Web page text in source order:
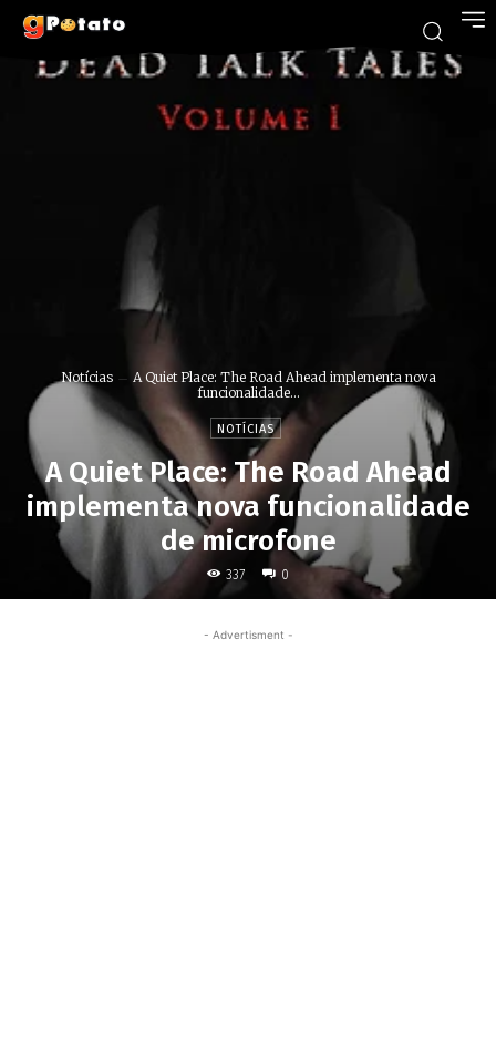
Notícias
A Quiet Place: The Road Ahead implementa nova
funcionalidade...
NOTÍCIAS
A Quiet Place: The Road Ahead
implementa nova funcionalidade
de microfone
337 0
- Advertisment -